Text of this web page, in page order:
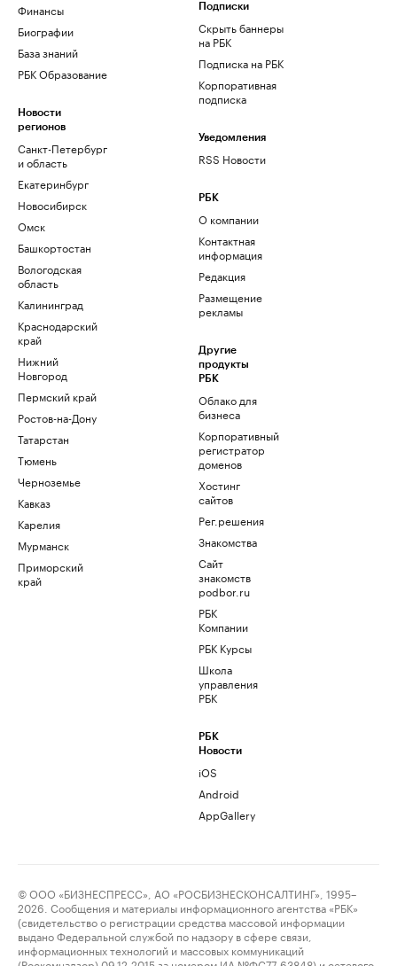
Финансы
Биографии
База знаний
РБК Образование
Новости
регионов
Санкт-Петербург
и область
Екатеринбург
Новосибирск
Омск
Башкортостан
Вологодская
область
Калининград
Краснодарский
край
Нижний
Новгород
Пермский край
Ростов-на-Дону
Татарстан
Тюмень
Черноземье
Кавказ
Карелия
Мурманск
Приморский
край
Подписки
Скрыть баннеры
на РБК
Подписка на РБК
Корпоративная
подписка
Уведомления
RSS Новости
РБК
О компании
Контактная
информация
Редакция
Размещение
рекламы
Другие
продукты
РБК
Облако для
бизнеса
Корпоративный
регистратор
доменов
Хостинг
сайтов
Рег.решения
Знакомства
Сайт
знакомств
podbor.ru
РБК
Компании
РБК Курсы
Школа
управления
РБК
РБК
Новости
iOS
Android
AppGallery
© ООО «БИЗНЕСПРЕСС», АО «РОСБИЗНЕСКОНСАЛТИНГ», 1995–
2026. Сообщения и материалы информационного агентства «РБК»
(свидетельство о регистрации средства массовой информации
выдано Федеральной службой по надзору в сфере связи,
информационных технологий и массовых коммуникаций